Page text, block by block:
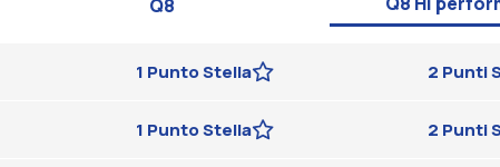
Q8
1 Punto Stella
1 Punto Stella
2 Punti
2 Punti